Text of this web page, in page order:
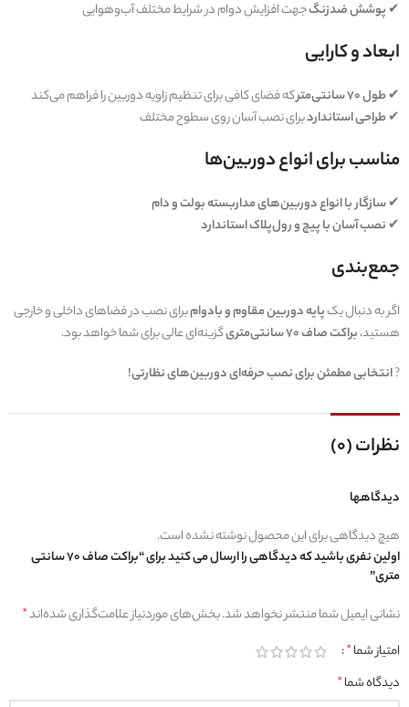
✔پوشش ضدزنگجهت افزایش دوام در شرایط مختلف آب‌وهوایی
ابعاد و کارایی
✔طول 70 سانتی‌متر
که فضای کافی برای تنظیم زاویه دوربین را فراهم می‌کند
✔طراحی استانداردبرای نصب آسان روی سطوح مختلف
مناسب برای انواع دوربین‌ها
✔سازگار با انواع دوربین‌های مداربسته بولت و دام
✔نصب آسان با پیچ و رول‌پلاک استاندارد
جمع‌بندی
اگر به دنبال یکپایه دوربین مقاوم و بادوامبرای نصب در فضاهای داخلی و خارجی
هستید،براکت صاف 70 سانتی‌متری
گزینه‌ای عالی برای شما خواهد بود.
?انتخابی مطمئن برای نصب حرفه‌ای دوربین‌های نظارتی!
نظرات (0)
دیدگاهها
هیچ دیدگاهی برای این محصول نوشته نشده است.
اولین نفری باشید که دیدگاهی را ارسال می کنید برای “براکت صاف 70 سانتی
متری”
نشانی ایمیل شما منتشر نخواهد شد.بخش‌های موردنیاز علامت‌گذاری شده‌اند*
امتیاز شما*
دیدگاه شما*